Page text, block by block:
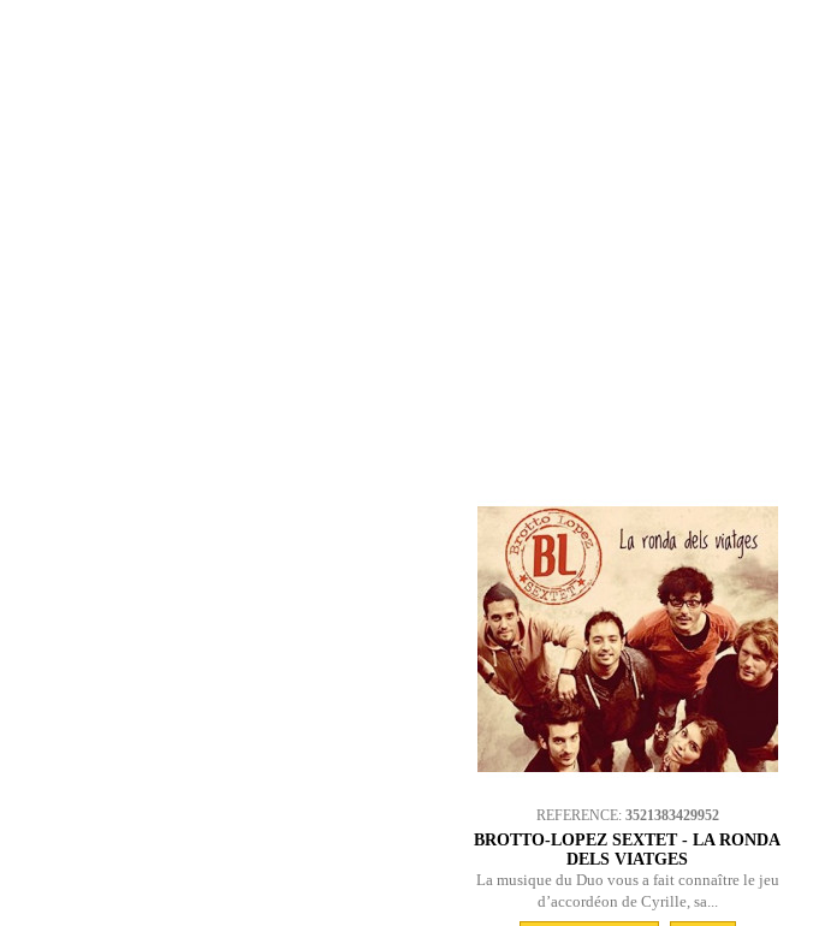
REFERENCE: 3521383429952
BROTTO-LOPEZ SEXTET - LA RONDA
DELS VIATGES
La musique du Duo vous a fait connaître le jeu
d’accordéon de Cyrille, sa...